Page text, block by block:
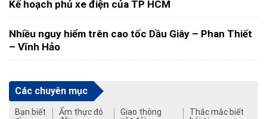
Kế hoạch phủ xe điện của TP HCM
Nhiều nguy hiểm trên cao tốc Dầu Giây – Phan Thiết
– Vĩnh Hảo
Các chuyên mục
Bạn biết
Ẩm thực đó
Giao thông
Thắc mắc biết